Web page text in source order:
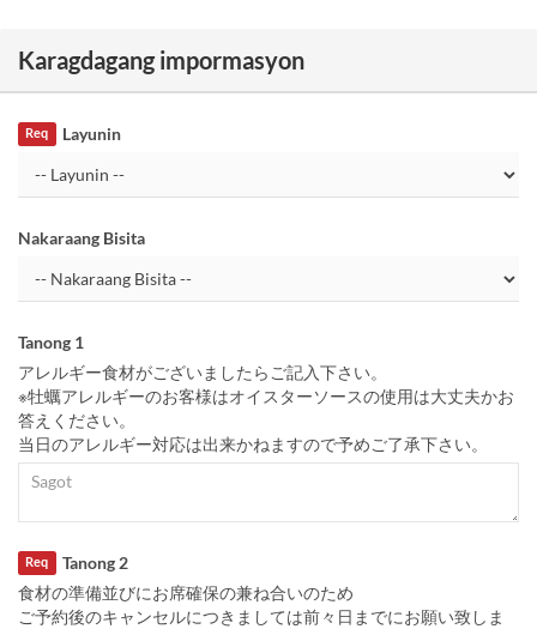
Karagdagang impormasyon
Layunin
Req
Nakaraang Bisita
Tanong 1
アレルギー食材がございましたらご記入下さい。
※牡蠣アレルギーのお客様はオイスターソースの使用は大丈夫かお
答えください。
当日のアレルギー対応は出来かねますので予めご了承下さい。
Tanong 2
Req
食材の準備並びにお席確保の兼ね合いのため
ご予約後のキャンセルにつきましては前々日までにお願い致しま